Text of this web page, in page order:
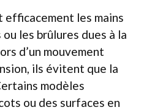
les mains
les brûlures dues à la
d’un mouvement
ils évitent que la
modèles
ou des surfaces en